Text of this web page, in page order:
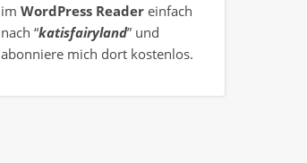
im WordPress Reader einfach
nach “katisfairyland” und
abonniere mich dort kostenlos.